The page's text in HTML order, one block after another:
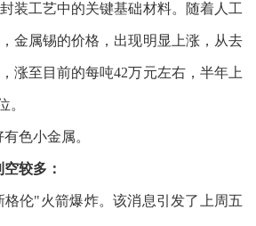
装工艺中的关键基础材料。随着人工
金属锡的价格，出现明显上涨，从去
涨至目前的每吨42万元左右，半年上
。
色小金属。
较多：
格伦"火箭爆炸。该消息引发了上周五